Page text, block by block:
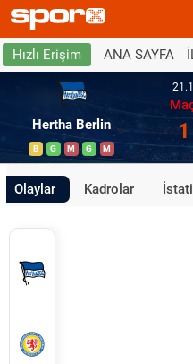
Hızlı Erişim ANA SAYFA
Hertha Berlin
B G M G M
Olaylar Kadrolar